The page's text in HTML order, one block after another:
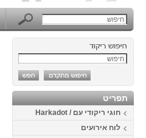
תפריט
חוגי ריקודי עם / Harkadot
לוח אירועים